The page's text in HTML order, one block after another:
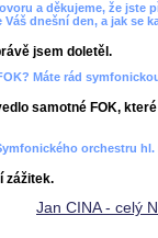
a děkujeme, že jste
dnešní den, a jak se
jsem doletěl.
Máte rád
samotné FOK,
orchestru hl.
zážitek.
Jan CINA - celý